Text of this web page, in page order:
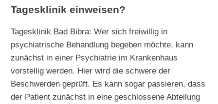
Tagesklinik einweisen?
Tagesklinik Bad Bibra: Wer sich freiwillig in
psychiatrische Behandlung begeben möchte, kann
zunächst in einer Psychiatrie im Krankenhaus
vorstellig werden. Hier wird die schwere der
Beschwerden geprüft. Es kann sogar passieren, dass
der Patient zunächst in eine geschlossene Abteilung